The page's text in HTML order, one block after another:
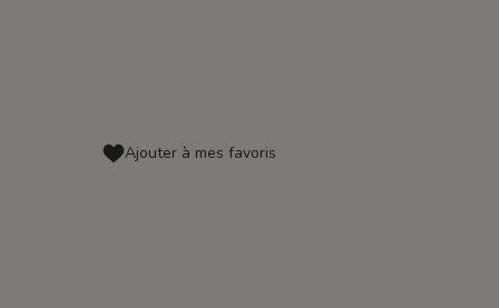
Ajouter à mes favoris